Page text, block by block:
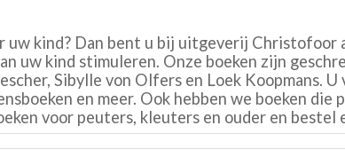
uw kind? Dan bent u bij uitgeverij
uw kind stimuleren. Onze boeken zijn
Sibylle von Olfers en Loek Koopmans.
en meer. Ook hebben we boeken
voor peuters, kleuters en ouder en bestel